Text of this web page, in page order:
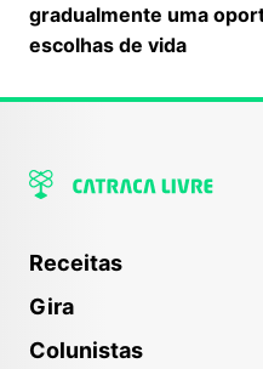
gradualmente uma
escolhas de vida
Receitas
Gira
Colunistas